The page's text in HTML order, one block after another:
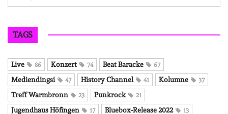
TAGS
Live 86 Konzert 74 Beat Baracke 67
Mediendingsi 47 History Channel 41 Kolumne 37
Treff Warmbronn 23 Punkrock 21
Jugendhaus Höfingen 17 Bluebox-Release 2022 13